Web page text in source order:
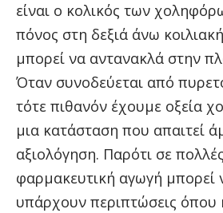
είναι ο κολικός των
πόνος στη δεξιά άνω
μπορεί να αντανακλά στην
Όταν συνοδεύεται από
τότε πιθανόν έχουμε οξεία
μια κατάσταση που απαιτεί
αξιολόγηση. Παρότι σε
φαρμακευτική αγωγή μπορεί
υπάρχουν περιπτώσεις όπου